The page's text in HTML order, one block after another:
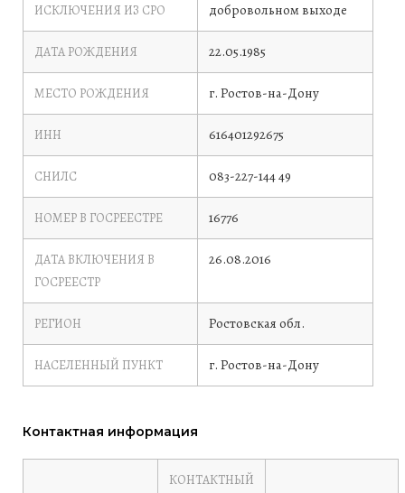
ИСКЛЮЧЕНИЯ ИЗ СРО
добровольном выходе
ДАТА РОЖДЕНИЯ 22.05.1985
МЕСТО РОЖДЕНИЯ г. Ростов-на-Дону
ИНН 616401292675
СНИЛС 083-227-144 49
НОМЕР В ГОСРЕЕСТРЕ 16776
ДАТА ВКЛЮЧЕНИЯ В
ГОСРЕЕСТР
26.08.2016
РЕГИОН Ростовская обл.
НАСЕЛЕННЫЙ ПУНКТ г. Ростов-на-Дону
Контактная информация
КОНТАКТНЫЙ